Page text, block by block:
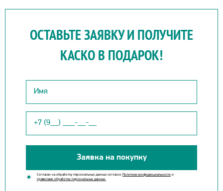
ОСТАВЬТЕ ЗАЯВКУ И ПОЛУЧИТЕ
КАСКО В ПОДАРОК!
Заявка на покупку
Согласен на обработку персональных данных согласно Политике конфиденциальности и
правилами обработки персональных данных.